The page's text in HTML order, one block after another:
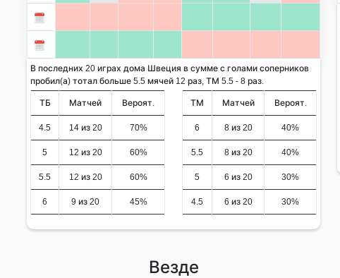
В последних 20 играх дома Швеция в сумме с голами соперников
пробил(а) тотал больше 5.5 мячей 12 раз, ТМ 5.5 - 8 раз.
ТБ Матчей Вероят.
4.5 14 из 20 70%
5 12 из 20 60%
5.5 12 из 20 60%
6 9 из 20 45%
ТМ Матчей Вероят.
6 8 из 20 40%
5.5 8 из 20 40%
5 6 из 20 30%
4.5 6 из 20 30%
Везде